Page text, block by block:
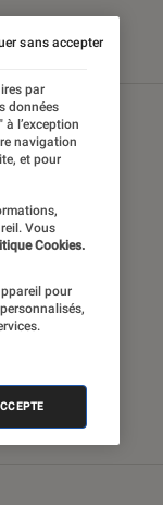
par
données
l’exception
navigation
et pour
Vous
Cookies.
pour
sans accepter